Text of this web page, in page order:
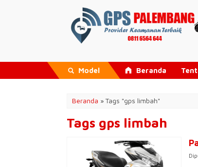
Model Beranda
Beranda »Tags "gps limbah"
Tags gps limbah